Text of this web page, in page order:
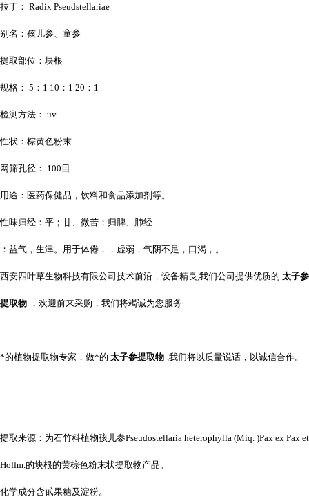
拉丁： Radix Pseudstellariae
别名：孩儿参、童参
提取部位：块根
规格： 5：1 10：1 20：1
检测方法： uv
性状：棕黄色粉末
网筛孔径： 100目
用途：医药保健品，饮料和食品添加剂等。
性味归经：平；甘、微苦；归脾、肺经
：益气，生津。用于体倦，，虚弱，气阴不足，口渴，。
西安四叶草生物科技有限公司技术前沿，设备精良,我们公司提供优质的 太子参
提取物 ，欢迎前来采购，我们将竭诚为您服务
*的植物提取物专家，做*的 太子参提取物 ,我们将以质量说话，以诚信合作。
提取来源：为石竹科植物孩儿参Pseudostellaria heterophylla (Miq. )Pax ex Pax et
Hoffm.的块根的黄棕色粉末状提取物产品。
化学成分含甙果糖及淀粉。